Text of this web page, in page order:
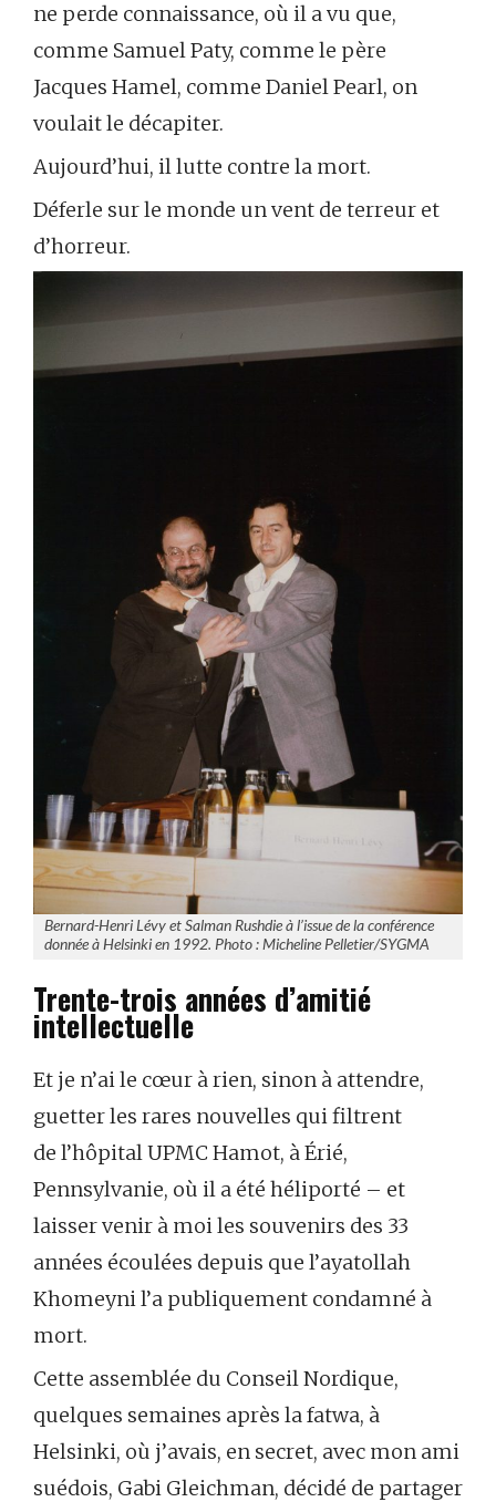
ne perde connaissance, où il a vu que,
comme Samuel Paty, comme le père
Jacques Hamel, comme Daniel Pearl, on
voulait le décapiter.
Aujourd’hui, il lutte contre la mort.
Déferle sur le monde un vent de terreur et
d’horreur.
Bernard-Henri Lévy et Salman Rushdie à l’issue de la conférence
donnée à Helsinki en 1992. Photo : Micheline Pelletier/SYGMA
Trente-trois années d’amitié
intellectuelle
Et je n’ai le cœur à rien, sinon à attendre,
guetter les rares nouvelles qui filtrent
de l’hôpital UPMC Hamot, à Érié,
Pennsylvanie, où il a été héliporté – et
laisser venir à moi les souvenirs des 33
années écoulées depuis que l’ayatollah
Khomeyni l’a publiquement condamné à
mort.
Cette assemblée du Conseil Nordique,
quelques semaines après la fatwa, à
Helsinki, où j’avais, en secret, avec mon ami
suédois, Gabi Gleichman, décidé de partager